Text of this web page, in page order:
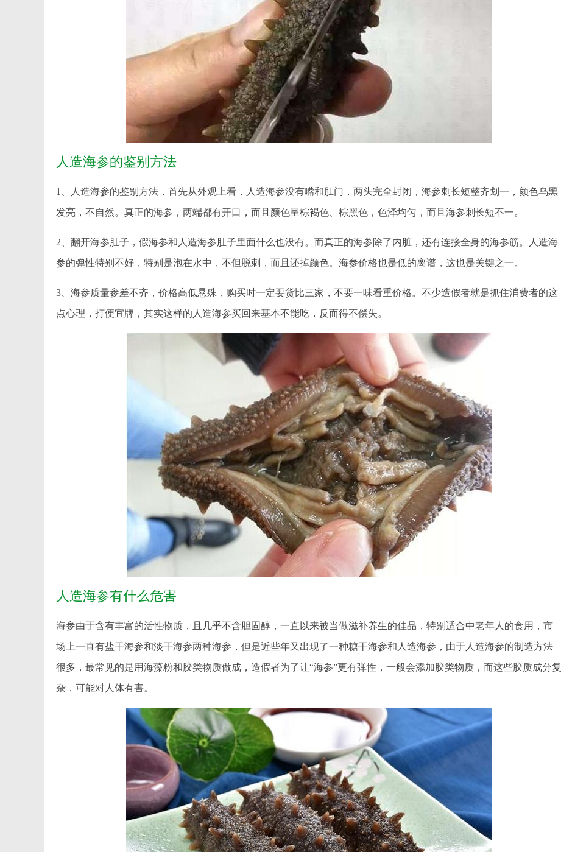
人造海参的鉴别方法
1、人造海参的鉴别方法，首先从外观上看，人造海参没有嘴和肛门，两头完全封闭，海参刺长短整齐划一，颜色乌黑
发亮，不自然。真正的海参，两端都有开口，而且颜色呈棕褐色、棕黑色，色泽均匀，而且海参刺长短不一。
2、翻开海参肚子，假海参和人造海参肚子里面什么也没有。而真正的海参除了内脏，还有连接全身的海参筋。人造海
参的弹性特别不好，特别是泡在水中，不但脱刺，而且还掉颜色。海参价格也是低的离谱，这也是关键之一。
3、海参质量参差不齐，价格高低悬殊，购买时一定要货比三家，不要一味看重价格。不少造假者就是抓住消费者的这
点心理，打便宜牌，其实这样的人造海参买回来基本不能吃，反而得不偿失。
人造海参有什么危害
海参由于含有丰富的活性物质，且几乎不含胆固醇，一直以来被当做滋补养生的佳品，特别适合中老年人的食用，市
场上一直有盐干海参和淡干海参两种海参，但是近些年又出现了一种糖干海参和人造海参，由于人造海参的制造方法
很多，最常见的是用海藻粉和胶类物质做成，造假者为了让“海参”更有弹性，一般会添加胶类物质，而这些胶质成分复
杂，可能对人体有害。